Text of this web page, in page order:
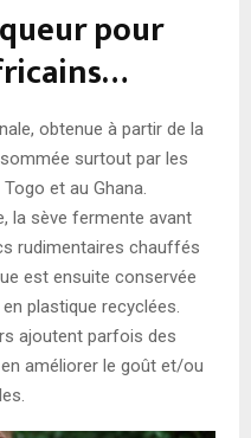
pour
obtenue à partir de la
surtout par les
et au Ghana.
la sève fermente avant
rudimentaires chauffés
est ensuite conservée
plastique recyclées.
ajoutent parfois des
améliorer le goût et/ou